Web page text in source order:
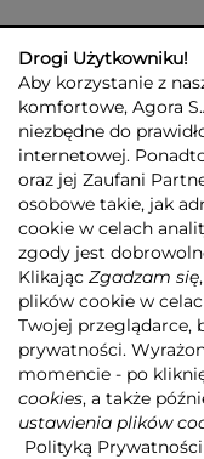
GRUPA AGORA DLA
ESG
KONTAKT
© 2026 Copyright
INFORMACJE O
Drogi Użytkowniku!
Aby korzystanie z
komfortowe, Agora
niezbędne do
internetowej.
oraz jej Zaufani
osobowe takie, jak
cookie w celach
zgody jest
Klikając Zgadzam się
plików cookie w
Twojej przeglądarce,
prywatności.
momencie - po
cookies, a także
ustawienia plików
Polityką Prywatności